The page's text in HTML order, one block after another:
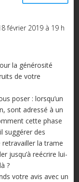
février 2019 à 19 h
la générosité
de votre
poser : lorsqu’un
sont adressé à un
cette phase
suggérer des
la trame
jusqu’à reécrire lui-
?
votre avis avec un